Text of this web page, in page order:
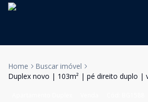
Home
Buscar imóvel
Duplex novo | 103m² | pé direito duplo |